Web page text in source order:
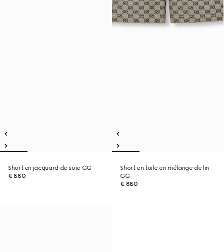
Short en jacquard de soie GG
€ 880
Short en toile en mélange de lin
GG
€ 880